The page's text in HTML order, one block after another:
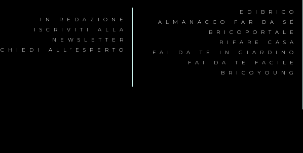
IN REDAZIONE
ISCRIVITI ALLA
NEWSLETTER
CHIEDI ALL’ESPERTO
EDIBRICO
ALMANACCO FAR DA SÉ
BRICOPORTALE
RIFARE CASA
FAI DA TE IN GIARDINO
FAI DA TE FACILE
BRICOYOUNG